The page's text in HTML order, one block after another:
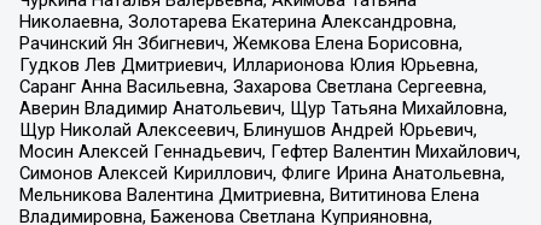
Николаевна, Золотарева Екатерина Александровна,
Рачинский Ян Збигневич, Жемкова Елена Борисовна,
Гудков Лев Дмитриевич, Илларионова Юлия Юрьевна,
Саранг Анна Васильевна, Захарова Светлана Сергеевна,
Аверин Владимир Анатольевич, Щур Татьяна Михайловна,
Щур Николай Алексеевич, Блинушов Андрей Юрьевич,
Мосин Алексей Геннадьевич, Гефтер Валентин Михайлович,
Симонов Алексей Кириллович, Флиге Ирина Анатольевна,
Мельникова Валентина Дмитриевна, Вититинова Елена
Владимировна, Баженова Светлана Куприяновна,